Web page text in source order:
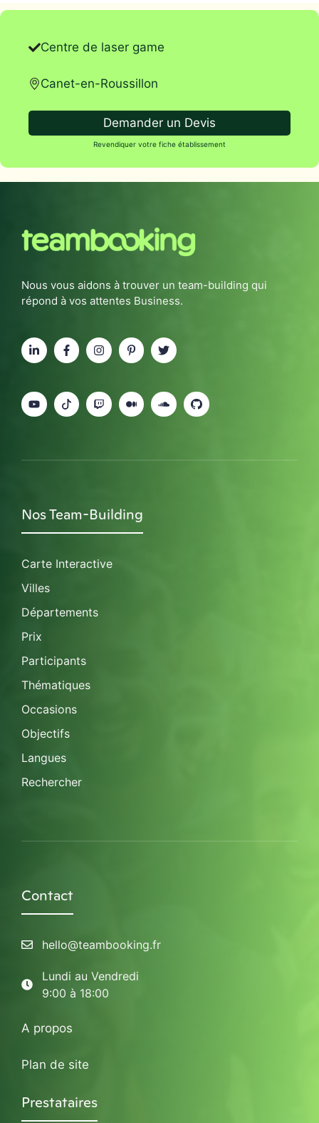
Centre de laser game
Canet-en-Roussillon
Demander un Devis
Revendiquer votre fiche établissement
Nous vous aidons à trouver un team-building qui
répond à vos attentes Business.
Nos Team-Building
Carte Interactive
Villes
Départements
Prix
Participants
Thématiques
Occasions
Objectifs
Langues
Rechercher
Contact
hello@teambooking.fr
Lundi au Vendredi
9:00 à 18:00
A propos
Plan de site
Prestataires